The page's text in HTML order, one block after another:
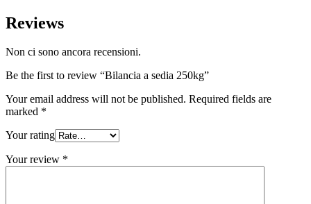
Reviews
Non ci sono ancora recensioni.
Be the first to review “Bilancia a sedia 250kg”
Your email address will not be published. Required fields are
marked *
Your rating
Your review *